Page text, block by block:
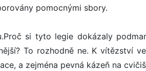
pomocnými sbory.
si tyto legie dokázaly
To rozhodně ne. K vítězství
a zejména pevná kázeň na